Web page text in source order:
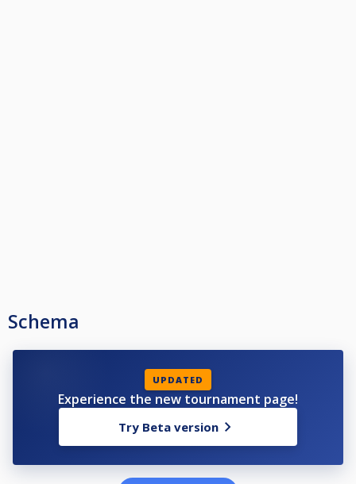
Schema
UPDATED
Experience the new tournament page!
Try Beta version